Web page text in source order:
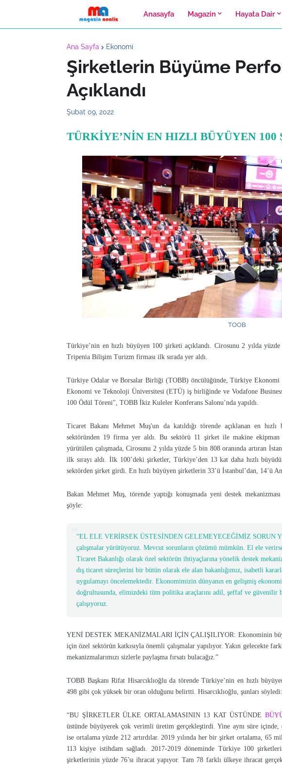
Anasayfa Magazin Hayata Dair
Ana Sayfa Ekonomi
Şirketlerin Büyüme
Açıklandı
Şubat 09, 2022
TÜRKİYE’NİN EN HIZLI BÜYÜYEN
TOOB
Türkiye’nin en hızlı büyüyen 100 şirketi açıklandı. Cirosunu 2 yılda
Tripenia Bilişim Turizm firması ilk sırada yer aldı.
Türkiye Odalar ve Borsalar Birliği (TOBB) öncülüğünde, Türkiye Ekonomi
Ekonomi ve Teknoloji Üniversitesi (ETÜ) iş birliğinde ve Vodafone
100 Ödül Töreni", TOBB İkiz Kuleler Konferans Salonu’nda yapıldı.
Ticaret Bakanı Mehmet Muş'un da katıldığı törende açıklanan en
sektöründen 19 firma yer aldı. Bu sektörü 11 şirket ile makine ekipman
yürütülen çalışmada, Cirosunu 2 yılda yüzde 5 bin 808 oranında artıran
ilk sırayı aldı. İlk 100’deki şirketler, Türkiye’den 13 kat daha hızlı
sektörden şirket girdi. En hızlı büyüyen şirketlerin 33’ü İstanbul’dan, 14’ü
Bakan Mehmet Muş, törende yaptığı konuşmada yeni destek mekanizması
şöyle:
“EL ELE VERİRSEK ÜSTESİNDEN GELEMEYECEĞİMİZ SORUN
çalışmalar yürütüyoruz. Mevcut sorunların çözümü mümkün. El ele
Ticaret Bakanlığı olarak özel sektörün ihtiyaçlarına yönelik destek
dış ticaret süreçlerini bir bütün olarak ele alan bakanlığımız, isabetli
uygulamayı öncelemektedir. Ekonomimizin dünyanın en gelişmiş
doğrultusunda, elimizdeki tüm politika araçlarını adil, şeffaf ve güvenilir
çalışıyoruz.
YENİ DESTEK MEKANİZMALARI İÇİN ÇALIŞILIYOR: Ekonominin
için özel sektörün katkısıyla önemli çalışmalar yapılıyor. Yakın gelecekte
mekanizmalarımızı sizlerle paylaşma fırsatı bulacağız.”
TOBB Başkanı Rifat Hisarcıklıoğlu da törende Türkiye’nin en hızlı
498 gibi çok yüksek bir oran olduğunu belirtti. Hisarcıklıoğlu, şunları söyledi:
“BU ŞİRKETLER ÜLKE ORTALAMASININ 13 KAT ÜSTÜNDE
üstünde büyüyerek çok verimli üretim gerçekleştirdi. Yine aynı süre
ise ortalama yüzde 212 artırdılar. 2019 yılında her bir şirket ortalama, 65
113 kişiye istihdam sağladı. 2017-2019 döneminde Türkiye 100
şirketlerinin yüzde 76’sı ihracat yapıyor. Tam 78 farklı ülkeye ihracat